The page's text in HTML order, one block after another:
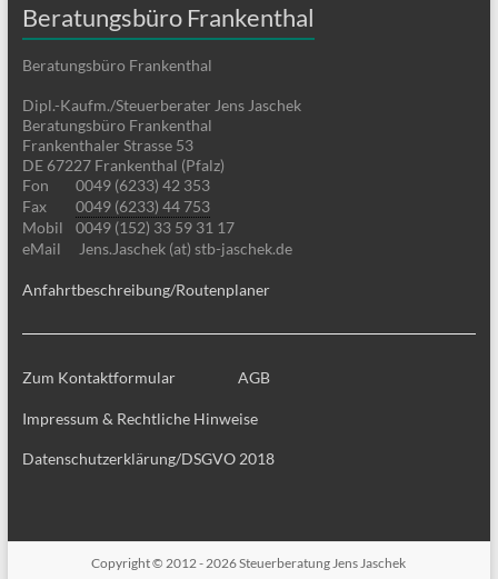
Beratungsbüro Frankenthal
Beratungsbüro Frankenthal
Dipl.-Kaufm./Steuerberater Jens Jaschek
Beratungsbüro Frankenthal
Frankenthaler Strasse 53
DE 67227 Frankenthal (Pfalz)
Fon
0049 (6233) 42 353
Fax
0049 (6233) 44 753
Mobil
0049 (152) 33 59 31 17
eMail
Jens.Jaschek (at) stb-jaschek.de
Anfahrtbeschreibung/Routenplaner
Zum Kontaktformular AGB
Impressum & Rechtliche Hinweise
Datenschutzerklärung/DSGVO 2018
Copyright © 2012 - 2026Steuerberatung Jens Jaschek